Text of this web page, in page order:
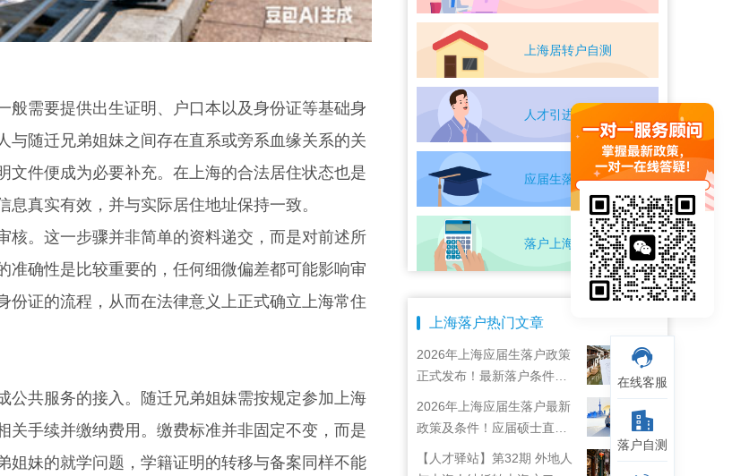
需要提供出生证明、户口本以及身份证等基础身
随迁兄弟姐妹之间存在直系或旁系血缘关系的关
件便成为必要补充。在上海的合法居住状态也是
真实有效，并与实际居住地址保持一致。
。这一步骤并非简单的资料递交，而是对前述所
确性是比较重要的，任何细微偏差都可能影响审
证的流程，从而在法律意义上正式确立上海常住
共服务的接入。随迁兄弟姐妹需按规定参加上海
关手续并缴纳费用。缴费标准并非固定不变，而是
姐妹的就学问题，学籍证明的转移与备案同样不能
上海居转户自测
人才引进落户评测
应届生落户上海自测
落户上海条件自测
上海落户热门文章
2026年上海应届生落户政策
正式发布！最新落户条件及
流程解析！
2026年上海应届生落户最新
政策及条件！应届硕士直接
落户上海！
【人才驿站】第32期 外地人
在线客服
落户自测